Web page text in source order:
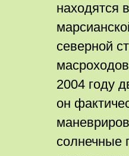
находятся
северной
2004 году
он
солнечные